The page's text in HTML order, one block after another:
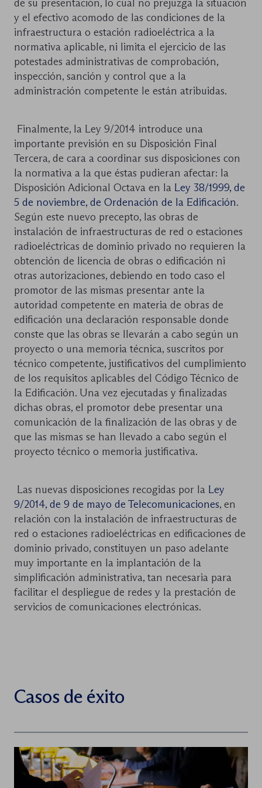
de su presentación, lo cual no prejuzga la situación
y el efectivo acomodo de las condiciones de la
infraestructura o estación radioeléctrica a la
normativa aplicable, ni limita el ejercicio de las
potestades administrativas de comprobación,
inspección, sanción y control que a la
administración competente le están atribuidas.
Finalmente, la Ley 9/2014 introduce una
importante previsión en su Disposición Final
Tercera, de cara a coordinar sus disposiciones con
la normativa a la que éstas pudieran afectar: la
Disposición Adicional Octava en la Ley 38/1999, de
5 de noviembre, de Ordenación de la Edificación.
Según este nuevo precepto, las obras de
instalación de infraestructuras de red o estaciones
radioeléctricas de dominio privado no requieren la
obtención de licencia de obras o edificación ni
otras autorizaciones, debiendo en todo caso el
promotor de las mismas presentar ante la
autoridad competente en materia de obras de
edificación una declaración responsable donde
conste que las obras se llevarán a cabo según un
proyecto o una memoria técnica, suscritos por
técnico competente, justificativos del cumplimiento
de los requisitos aplicables del Código Técnico de
la Edificación. Una vez ejecutadas y finalizadas
dichas obras, el promotor debe presentar una
comunicación de la finalización de las obras y de
que las mismas se han llevado a cabo según el
proyecto técnico o memoria justificativa.
Las nuevas disposiciones recogidas por la Ley
9/2014, de 9 de mayo de Telecomunicaciones, en
relación con la instalación de infraestructuras de
red o estaciones radioeléctricas en edificaciones de
dominio privado, constituyen un paso adelante
muy importante en la implantación de la
simplificación administrativa, tan necesaria para
facilitar el despliegue de redes y la prestación de
servicios de comunicaciones electrónicas.
Casos de éxito